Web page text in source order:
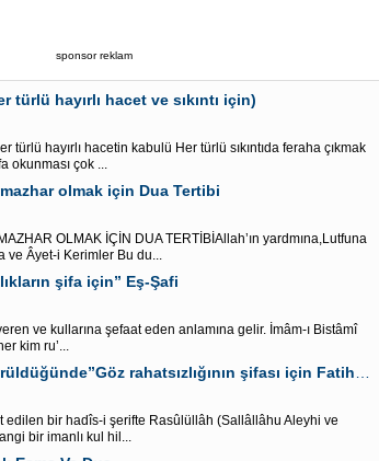
sponsor reklam
türlü hayırlı hacet ve sıkıntı için)
türlü hayırlı hacetin kabulü Her türlü sıkıntıda feraha çıkmak
okunması çok ...
mazhar olmak için Dua Tertibi
OLMAK İÇİN DUA TERTİBİAllah’ın yardmına,Lutfuna
ve Âyet-i Kerimler Bu du...
şifa için” Eş-Şafi
ve kullarına şefaat eden anlamına gelir. İmâm-ı Bistâmî
kim ru’...
edilen bir hadîs-i şerifte Rasûlüllâh (Sallâllâhu Aleyhi ve
bir imanlı kul hil...